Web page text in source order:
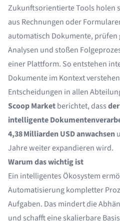
Zukunftsorientierte Tools holen
aus Rechnungen oder
automatisch Dokumente,
Analysen und stoßen
einer Plattform. So entstehen
Dokumente im Kontext
Entscheidungen in allen
Scoop Marketberichtet, dass
intelligente
4,38 Milliarden USD anwachsen
Jahre weiter expandieren wird.
Warum das wichtig ist
Ein intelligentes Ökosystem
Automatisierung kompletter
Aufgaben. Das mindert die
und schafft eine skalierbare